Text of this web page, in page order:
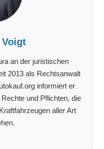
an der juristischen
2013 als Rechtsanwalt
informiert er
und Pflichten, die
aller Art